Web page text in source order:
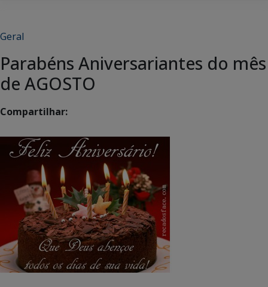
Geral
Parabéns Aniversariantes do mês
de AGOSTO
Compartilhar: